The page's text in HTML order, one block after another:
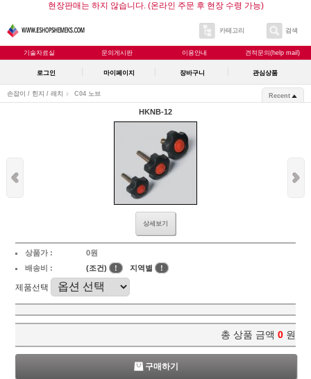
현장판매는 하지 않습니다. (온라인 주문 후 현장 수령 가능)
카테고리 검색
기술자료실 문의게시판 이용안내 견적문의(help mail)
로그인 마이페이지 장바구니 관심상품
손잡이 / 힌지 / 래치 C04 노브 Recent
HKNB-12
상세보기
상품가 :
0원
배송비 :
(조건) ! 지역별 !
제품선택
총 상품 금액 0 원
구매하기